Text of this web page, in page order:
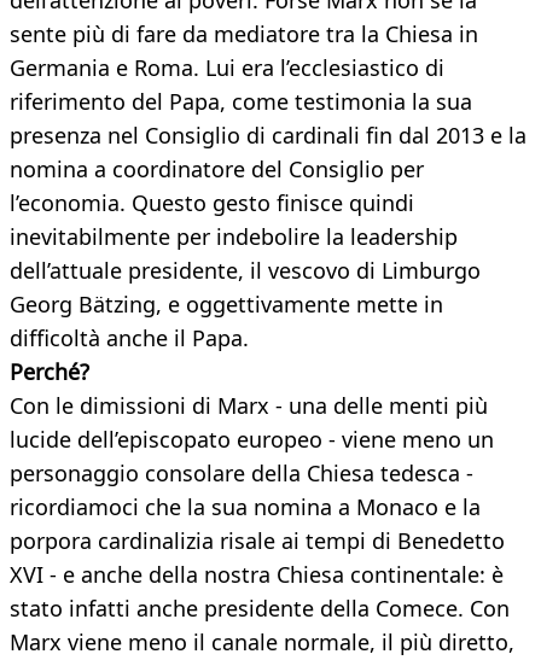
sente più di fare da mediatore tra la Chiesa in
Germania e Roma. Lui era l’ecclesiastico di
riferimento del Papa, come testimonia la sua
presenza nel Consiglio di cardinali fin dal 2013 e la
nomina a coordinatore del Consiglio per
l’economia. Questo gesto finisce quindi
inevitabilmente per indebolire la leadership
dell’attuale presidente, il vescovo di Limburgo
Georg Bätzing, e oggettivamente mette in
difficoltà anche il Papa.
Perché?
Con le dimissioni di Marx - una delle menti più
lucide dell’episcopato europeo - viene meno un
personaggio consolare della Chiesa tedesca -
ricordiamoci che la sua nomina a Monaco e la
porpora cardinalizia risale ai tempi di Benedetto
XVI - e anche della nostra Chiesa continentale: è
stato infatti anche presidente della Comece. Con
Marx viene meno il canale normale, il più diretto,